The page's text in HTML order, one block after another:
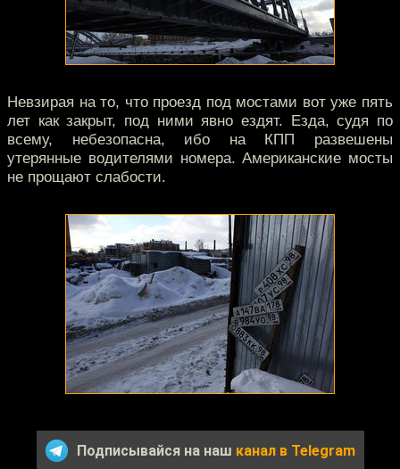
Невзирая на то, что проезд под мостами вот уже пять
лет как закрыт, под ними явно ездят. Езда, судя по
всему, небезопасна, ибо на КПП развешены
утерянные водителями номера. Американские мосты
не прощают слабости.
Подписывайся на наш канал в Telegram